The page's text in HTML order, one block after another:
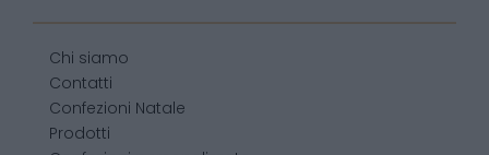
Chi siamo
Contatti
Confezioni Natale
Prodotti